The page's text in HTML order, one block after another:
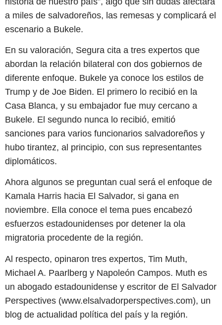
a miles de salvadoreños, las remesas y complicará el
escenario a Bukele.
En su valoración, Segura cita a tres expertos que
abordan la relación bilateral con dos gobiernos de
diferente enfoque. Bukele ya conoce los estilos de
Trump y de Joe Biden. El primero lo recibió en la
Casa Blanca, y su embajador fue muy cercano a
Bukele. El segundo nunca lo recibió, emitió
sanciones para varios funcionarios salvadoreños y
hubo tirantez, al principio, con sus representantes
diplomáticos.
Ahora algunos se preguntan cual será el enfoque de
Kamala Harris hacia El Salvador, si gana en
noviembre. Ella conoce el tema pues encabezó
esfuerzos estadounidenses por detener la ola
migratoria procedente de la región.
Al respecto, opinaron tres expertos, Tim Muth,
Michael A. Paarlberg y Napoleón Campos. Muth es
un abogado estadounidense y escritor de El Salvador
Perspectives (www.elsalvadorperspectives.com), un
blog de actualidad política del país y la región.